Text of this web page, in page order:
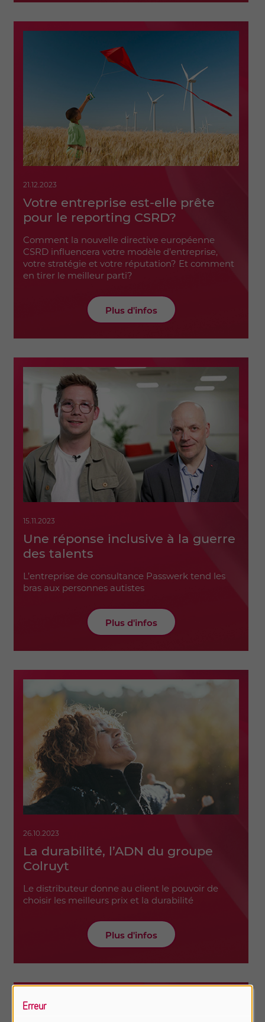
21.12.2023
Votre entreprise est-elle prête
pour le reporting CSRD?
Comment la nouvelle directive européenne
CSRD influencera votre modèle d’entreprise,
votre stratégie et votre réputation? Et comment
en tirer le meilleur parti?
Plus d'infos
15.11.2023
Une réponse inclusive à la guerre
des talents
L’entreprise de consultance Passwerk tend les
bras aux personnes autistes
Plus d'infos
26.10.2023
La durabilité, l’ADN du groupe
Colruyt
Le distributeur donne au client le pouvoir de
choisir les meilleurs prix et la durabilité
Plus d'infos
Erreur